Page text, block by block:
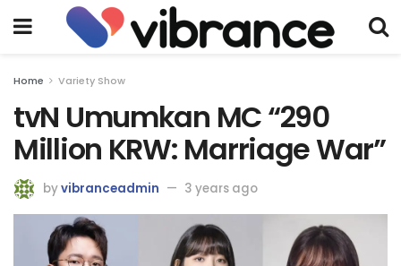
Home Variety Show
tvN Umumkan MC “290
Million KRW: Marriage War”
byvibranceadmin 3 years ago